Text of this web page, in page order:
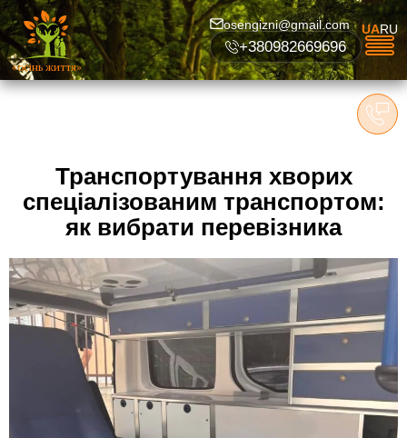
«осінь життя»
UARU
osengizni@gmail.com
+380982669696
Транспортування хворих
спеціалізованим транспортом:
як вибрати перевізника